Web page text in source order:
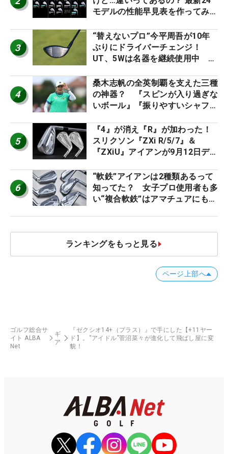
モデルの性能早見表を作ってみ
3
“替えないプロ”今平周吾が10年
ぶりにドライバーチェンジ！
UT、5Wは名器を継続使用中 #
4
桑木志帆の全英制覇を支えた三種
の神器？ 『スピンが入り過ぎな
いボール』『振りやすいシャフ
ー』 #女子プロセッティング
5
『4』が消え『R』が加わった！
スリクソン『ZXi R/5/7』＆
『ZXiU』アイアンが9月12日デ
6
“軟鉄”アイアンは2種類あるって
知ってた？ 女子プロ使用者も多
い“複合軟鉄”はアマチュアにもオ
ランキングをもっと見る
ページ上部へ
ゴルフ総合サ
イト ALBA
Net
ギ
ア
『ゼクシオ14+（プラス）』で手にした【+11ヤー
ド】。“アイドル”菅沼菜々が進化して飛ばし屋に変
貌！